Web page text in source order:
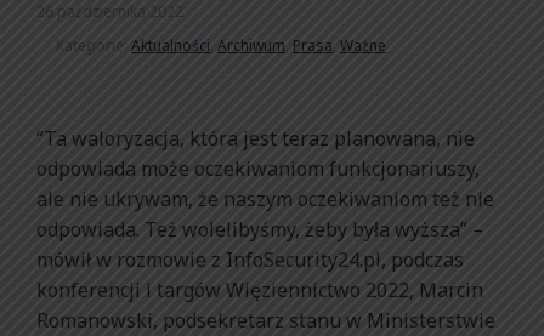
26 października 2022
Kategorie: Aktualności, Archiwum, Prasa, Ważne
“Ta waloryzacja, która jest teraz planowana, nie
odpowiada może oczekiwaniom funkcjonariuszy,
ale nie ukrywam, że naszym oczekiwaniom też nie
odpowiada. Też wolelibyśmy, żeby była wyższa” –
mówił w rozmowie z InfoSecurity24.pl, podczas
konferencji i targów Więziennictwo 2022, Marcin
Romanowski, podsekretarz stanu w Ministerstwie